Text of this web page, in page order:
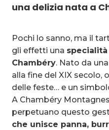
una delizia nata a
Pochi lo sanno, ma il
gli effetti una
Chambéry. Nato da
alla fine del XIX secolo,
delle feste… e un
A Chambéry
perpetuano questo
che unisce panna,